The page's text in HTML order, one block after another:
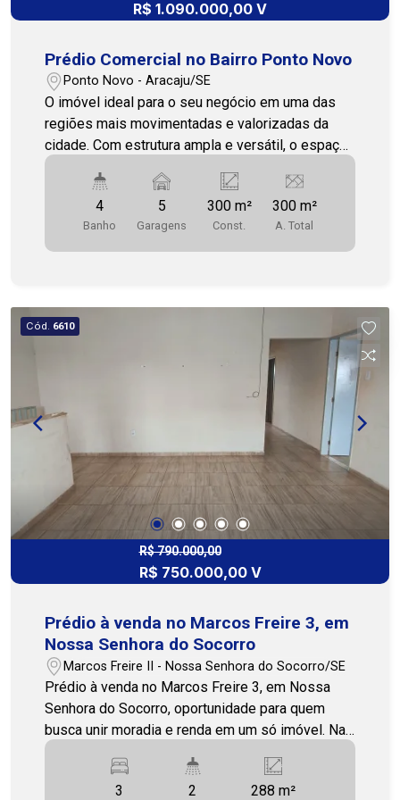
R$ 1.090.000,00 V
Prédio Comercial no Bairro Ponto Novo
Ponto Novo - Aracaju/SE
O imóvel ideal para o seu negócio em uma das
regiões mais movimentadas e valorizadas da
cidade. Com estrutura ampla e versátil, o espaço
atende perfeitamente a empreendimentos como
padarias, restaurantes, açougues, mercados,
distribuidoras e diversas outras atividades
comerciais. Características do imóvel: Área
construída de 300 m² distribuída em dois
serviço; Pavimento superior com salão, 3 salas
adicionais e 1 câmara fria, oferecendo
praticidade para armazenamento, produção ou
atividades administrativas; Posição Norte,
proporcionando boa ventilação e iluminação
natural; Tubulação de gás instalada, facilitando a
utilização de equipamentos e cozinhas
profissionais; Fácil acesso às principais vias da
cidade. Localizado no bairro Ponto Novo, o
imóvel está inserido em uma região com grande
circulação de pessoas, cercada por residências,
comércios e serviços. A Rua Isaías Amâncio de
Jesus possui localização estratégica,
comodidade de clientes e colaboradores. Uma
oportunidade para quem busca espaço,
funcionalidade e uma localização que contribui
para o desenvolvimento das atividades
comerciais. Para mais informações e
agendamento de visita, entre em contato com
nossa equipe. Cohab Premium Imobiliária ? PJ
208 79 3231-3231 / 79 99809-2358
4
Banho
5
Garagens
300 m²
Const.
300 m²
A. Total
Cód. 6610
R$ 790.000,00
R$ 750.000,00 V
Prédio à venda no Marcos Freire 3, em
Nossa Senhora do Socorro
Marcos Freire II - Nossa Senhora do Socorro/SE
Prédio à venda no Marcos Freire 3, em Nossa
Senhora do Socorro, oportunidade para quem
busca unir moradia e renda em um só imóvel. Na
parte inferior, o prédio conta com um espaço
comercial em pleno funcionamento, ideal para
diferentes tipos de negócio. A localização
3 2 288 m²